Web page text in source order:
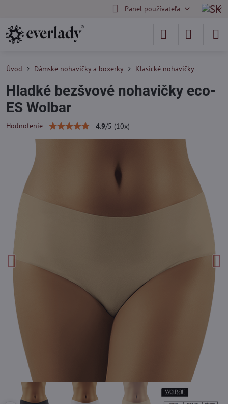
Panel používateľa
Úvod Dámske nohavičky a boxerky Klasické nohavičky
Hladké bezšvové nohavičky eco-
ES Wolbar
Hodnotenie 4.9/5 (10x)